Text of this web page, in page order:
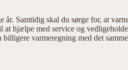
Samtidig skal du sørge for, at
hjælpe med service og
varmeregning med det